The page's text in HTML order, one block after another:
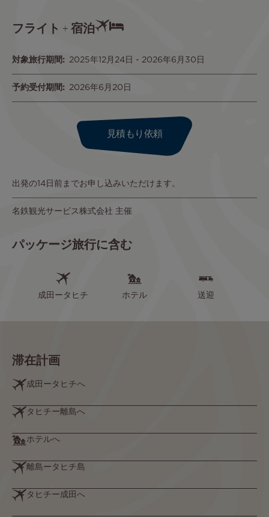
フライト + 宿泊
対象旅行期間 2025年12月24日 - 2026年6月30日
予約受付期間 2026年6月20日
出発の14日前までお申し込みいただけます。
名鉄観光サービス株式会社 主催
見積もり依頼
パッケージ旅行に含む
成田ータヒチ ホテル 送迎
滞在計画
成田ータヒチへ
タヒチー離島へ
ホテルへ
離島ータヒチ島
タヒチー成田へ